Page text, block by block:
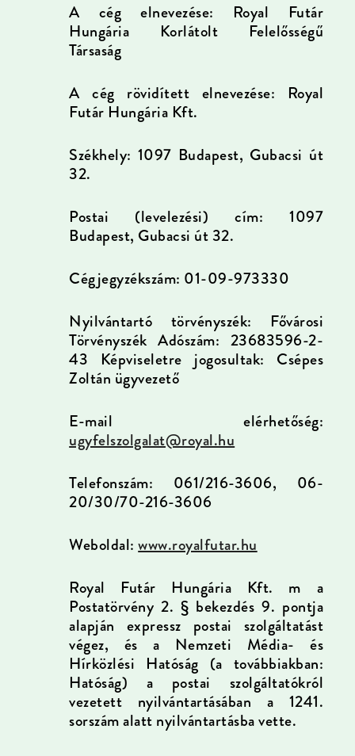
A cég elnevezése: Royal Futár
Hungária Korlátolt Felelősségű
Társaság
A cég rövidített elnevezése: Royal
Futár Hungária Kft.
Székhely: 1097 Budapest, Gubacsi út
32.
Postai (levelezési) cím: 1097
Budapest, Gubacsi út 32.
Cégjegyzékszám: 01-09-973330
Nyilvántartó törvényszék: Fővárosi
Törvényszék Adószám: 23683596-2-
43 Képviseletre jogosultak: Csépes
Zoltán ügyvezető
E-mail elérhetőség:
ugyfelszolgalat@royal.hu
Telefonszám: 061/216-3606, 06-
20/30/70-216-3606
Weboldal:www.royalfutar.hu
Royal Futár Hungária Kft. m a
Postatörvény 2. § bekezdés 9. pontja
alapján expressz postai szolgáltatást
végez, és a Nemzeti Média- és
Hírközlési Hatóság (a továbbiakban:
Hatóság) a postai szolgáltatókról
vezetett nyilvántartásában a 1241.
sorszám alatt nyilvántartásba vette.